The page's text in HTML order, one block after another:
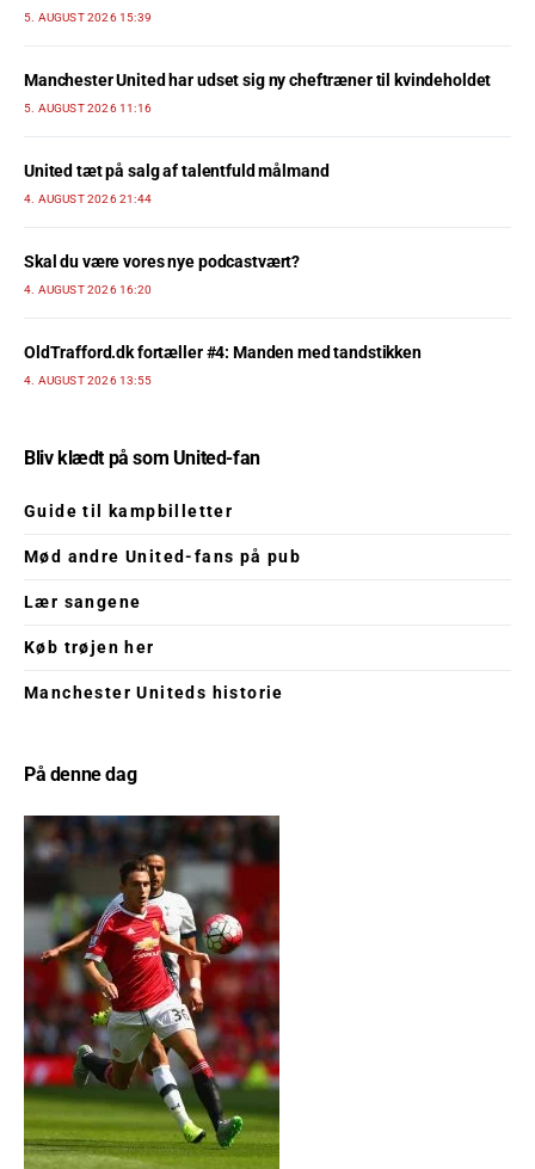
5. AUGUST 2026 15:39
Manchester United har udset sig ny cheftræner til kvindeholdet
5. AUGUST 2026 11:16
United tæt på salg af talentfuld målmand
4. AUGUST 2026 21:44
Skal du være vores nye podcastvært?
4. AUGUST 2026 16:20
OldTrafford.dk fortæller #4: Manden med tandstikken
4. AUGUST 2026 13:55
Bliv klædt på som United-fan
Guide til kampbilletter
Mød andre United-fans på pub
Lær sangene
Køb trøjen her
Manchester Uniteds historie
På denne dag